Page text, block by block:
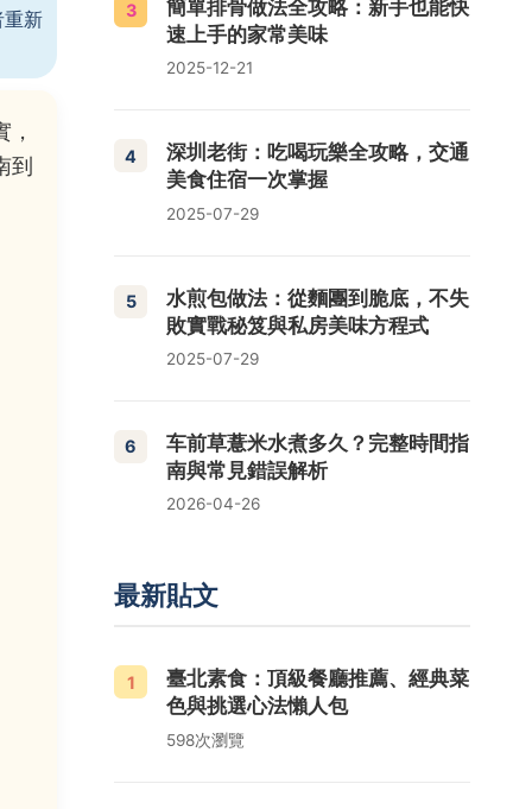
重新
到
3
簡單排骨做法全攻略：新手也能快
速上手的家常美味
2025-12-21
4
深圳老街：吃喝玩樂全攻略，交通
美食住宿一次掌握
2025-07-29
5
水煎包做法：從麵團到脆底，不失
敗實戰秘笈與私房美味方程式
2025-07-29
6
车前草薏米水煮多久？完整時間指
南與常見錯誤解析
2026-04-26
最新貼文
1
臺北素食：頂級餐廳推薦、經典菜
色與挑選心法懶人包
598次瀏覽